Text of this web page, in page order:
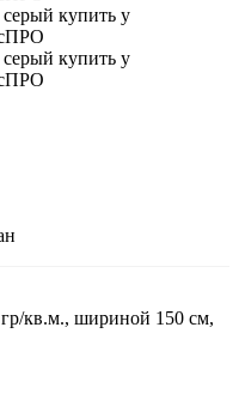
кв.м., шириной 150 см,